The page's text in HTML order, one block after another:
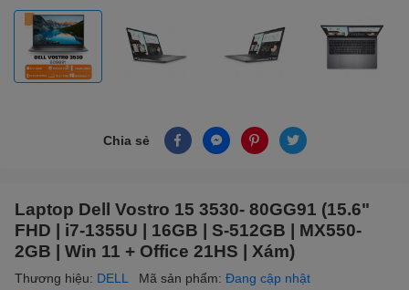
Chia sẻ
Laptop Dell Vostro 15 3530- 80GG91 (15.6"
FHD | i7-1355U | 16GB | S-512GB | MX550-
2GB | Win 11 + Office 21HS | Xám)
Thương hiệu: DELL Mã sản phẩm: Đang cập nhật